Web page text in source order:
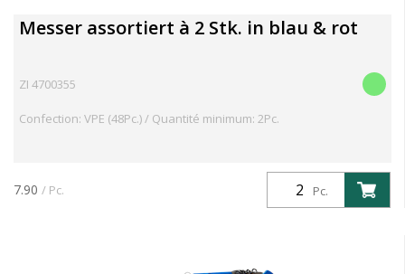
Messer assortiert à 2 Stk. in blau & rot
ZI 4700355
Confection: VPE (48Pc.) / Quantité minimum: 2Pc.
Pc.
7.90 / Pc.